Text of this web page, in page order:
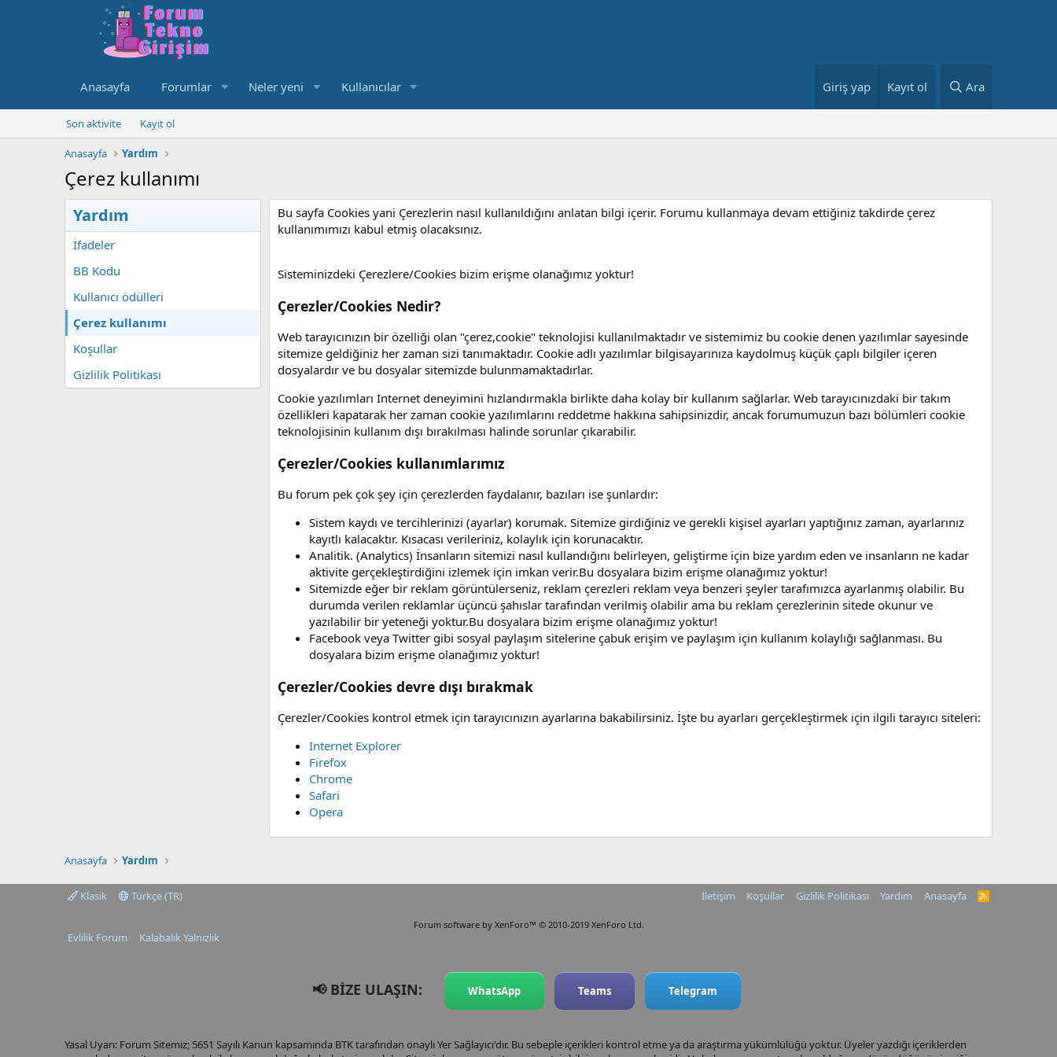
Anasayfa Forumlar Neler yeni Kullanıcılar Giriş yap Kayıt ol Ara
Son aktivite Kayıt ol
Anasayfa Yardım
Çerez kullanımı
Yardım
İfadeler
BB Kodu
Kullanıcı ödülleri
Çerez kullanımı
Koşullar
Gizlilik Politikası
Bu sayfa Cookies yani Çerezlerin nasıl kullanıldığını anlatan bilgi içerir. Forumu kullanmaya devam ettiğiniz takdirde çerez
kullanımımızı kabul etmiş olacaksınız.
Sisteminizdeki Çerezlere/Cookies bizim erişme olanağımız yoktur!
Çerezler/Cookies Nedir?
Web tarayıcınızın bir özelliği olan "çerez,cookie" teknolojisi kullanılmaktadır ve sistemimiz bu cookie denen yazılımlar sayesinde
sitemize geldiğiniz her zaman sizi tanımaktadır. Cookie adlı yazılımlar bilgisayarınıza kaydolmuş küçük çaplı bilgiler içeren
dosyalardır ve bu dosyalar sitemizde bulunmamaktadırlar.
Cookie yazılımları Internet deneyimini hızlandırmakla birlikte daha kolay bir kullanım sağlarlar. Web tarayıcınızdaki bir takım
özellikleri kapatarak her zaman cookie yazılımlarını reddetme hakkına sahipsinizdir, ancak forumumuzun bazı bölümleri cookie
teknolojisinin kullanım dışı bırakılması halinde sorunlar çıkarabilir.
Çerezler/Cookies kullanımlarımız
Bu forum pek çok şey için çerezlerden faydalanır, bazıları ise şunlardır:
Sistem kaydı ve tercihlerinizi (ayarlar) korumak. Sitemize girdiğiniz ve gerekli kişisel ayarları yaptığınız zaman, ayarlarınız
kayıtlı kalacaktır. Kısacası verileriniz, kolaylık için korunacaktır.
Analitik. (Analytics) İnsanların sitemizi nasıl kullandığını belirleyen, geliştirme için bize yardım eden ve insanların ne kadar
aktivite gerçekleştirdiğini izlemek için imkan verir.Bu dosyalara bizim erişme olanağımız yoktur!
Sitemizde eğer bir reklam görüntülerseniz, reklam çerezleri reklam veya benzeri şeyler tarafımızca ayarlanmış olabilir. Bu
durumda verilen reklamlar üçüncü şahıslar tarafından verilmiş olabilir ama bu reklam çerezlerinin sitede okunur ve
yazılabilir bir yeteneği yoktur.Bu dosyalara bizim erişme olanağımız yoktur!
Facebook veya Twitter gibi sosyal paylaşım sitelerine çabuk erişim ve paylaşım için kullanım kolaylığı sağlanması. Bu
dosyalara bizim erişme olanağımız yoktur!
Çerezler/Cookies devre dışı bırakmak
Çerezler/Cookies kontrol etmek için tarayıcınızın ayarlarına bakabilirsiniz. İşte bu ayarları gerçekleştirmek için ilgili tarayıcı siteleri:
Internet Explorer
Firefox
Chrome
Safari
Opera
Anasayfa Yardım
Klasik Türkçe (TR) İletişim Koşullar Gizlilik Politikası Yardım Anasayfa
R
Forum software by XenForo™ © 2010-2019 XenForo Ltd.
Evlilik Forum Kalabalık Yalnızlık
📢 BİZE ULAŞIN: WhatsApp Teams Telegram
Yasal Uyarı: Forum Sitemiz; 5651 Sayılı Kanun kapsamında BTK tarafından onaylı Yer Sağlayıcı'dır. Bu sebeple içerikleri kontrol etme ya da araştırma yükümlülüğü yoktur. Üyeler yazdığı içeriklerden